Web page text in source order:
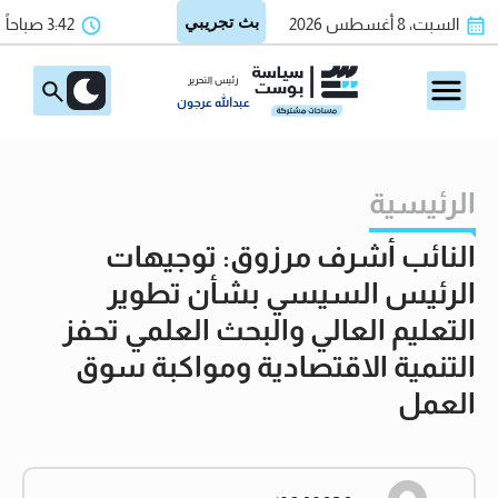
السبت، 8 أغسطس 2026 3:42 صباحاً
رئيس التحرير
عبدالله عرجون
الرئيسية
النائب أشرف مرزوق: توجيهات
الرئيس السيسي بشأن تطوير
التعليم العالي والبحث العلمي تحفز
التنمية الاقتصادية ومواكبة سوق
العمل